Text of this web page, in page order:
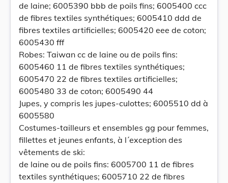
de laine; 6005390 bbb de poils fins; 6005400 ccc
de fibres textiles synthétiques; 6005410 ddd de
fibres textiles artificielles; 6005420 eee de coton;
6005430 fff
Robes: Taiwan cc de laine ou de poils fins:
6005460 11 de fibres textiles synthétiques;
6005470 22 de fibres textiles artificielles;
6005480 33 de coton; 6005490 44
Jupes, y compris les jupes-culottes; 6005510 dd à
6005580
Costumes-tailleurs et ensembles gg pour femmes,
fillettes et jeunes enfants, à l´exception des
vêtements de ski:
de laine ou de poils fins: 6005700 11 de fibres
textiles synthétiques; 6005710 22 de fibres